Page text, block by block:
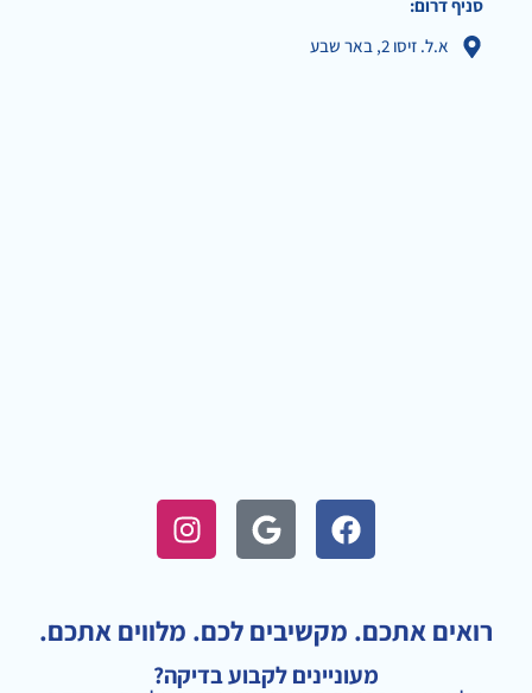
סניף דרום:
א.ל. זיסו 2, באר שבע
F
a
c
b
o
G
o
o
l
e
I
n
s
a
g
רואים אתכם. מקשיבים לכם. מלווים אתכם.
מעוניינים לקבוע בדיקה?